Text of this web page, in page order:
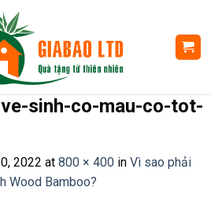
sinh-co-mau-co-tot-
2022 at 800 × 400 in Vì sao phải
Wood Bamboo?